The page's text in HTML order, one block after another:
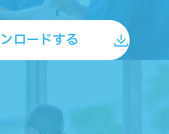
ロードする